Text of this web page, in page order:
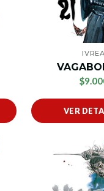
IVREA
VER